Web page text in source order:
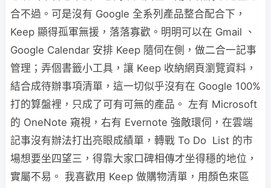
合不過。可是沒有 Google 全系列產品整合配合下，
Keep 顯得孤軍無援，落落寡歡。明明可以在 Gmail 、
Google Calendar 安排 Keep 隨伺在側，做二合一記事
管理；弄個書籤小工具，讓 Keep 收納網頁瀏覽資料，
結合成待辦事項清單，這一切似乎沒有在 Google 100%
打的算盤裡，只成了可有可無的產品。 左有 Microsoft
的 OneNote 窺視，右有 Evernote 強敵環伺，在雲端
記事沒有辦法打出亮眼成績單，轉戰 To Do List 的市
場想要坐四望三，得靠大家口碑相傳才坐得穩的地位，
實屬不易。 我喜歡用 Keep 做購物清單，用顏色來區